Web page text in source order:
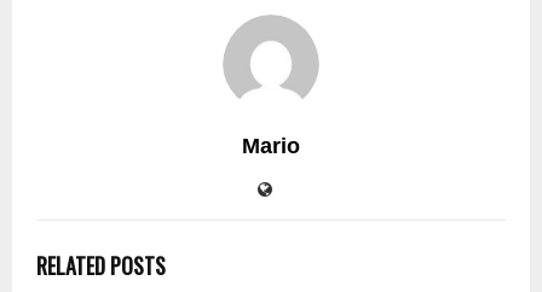
Mario
RELATED POSTS